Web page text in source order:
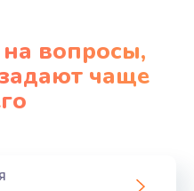
вопросы,
чаще